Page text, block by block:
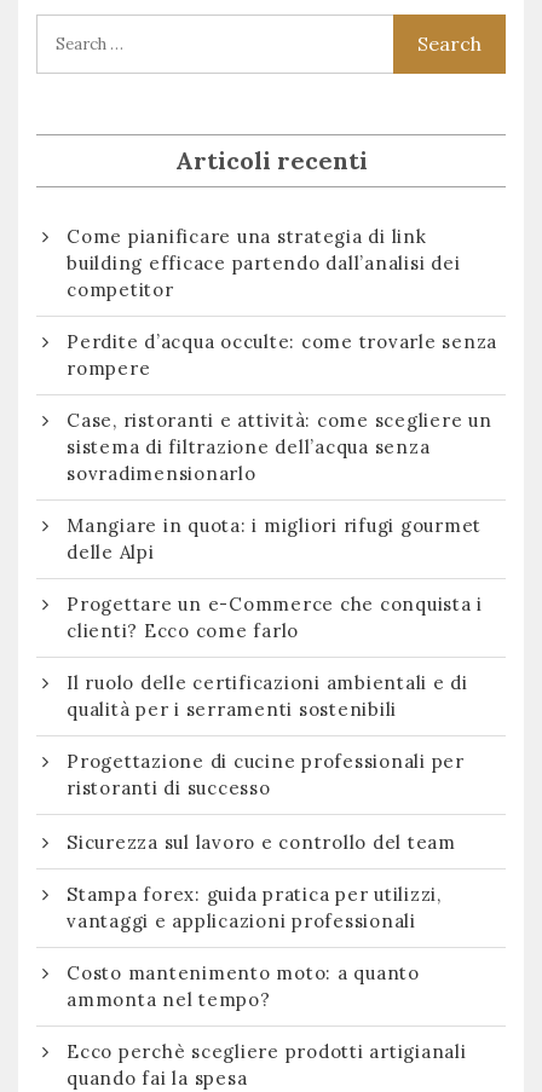
Articoli recenti
Come pianificare una strategia di link
building efficace partendo dall’analisi dei
competitor
Perdite d’acqua occulte: come trovarle senza
rompere
Case, ristoranti e attività: come scegliere un
sistema di filtrazione dell’acqua senza
sovradimensionarlo
Mangiare in quota: i migliori rifugi gourmet
delle Alpi
Progettare un e-Commerce che conquista i
clienti? Ecco come farlo
Il ruolo delle certificazioni ambientali e di
qualità per i serramenti sostenibili
Progettazione di cucine professionali per
ristoranti di successo
Sicurezza sul lavoro e controllo del team
Stampa forex: guida pratica per utilizzi,
vantaggi e applicazioni professionali
Costo mantenimento moto: a quanto
ammonta nel tempo?
Ecco perchè scegliere prodotti artigianali
quando fai la spesa